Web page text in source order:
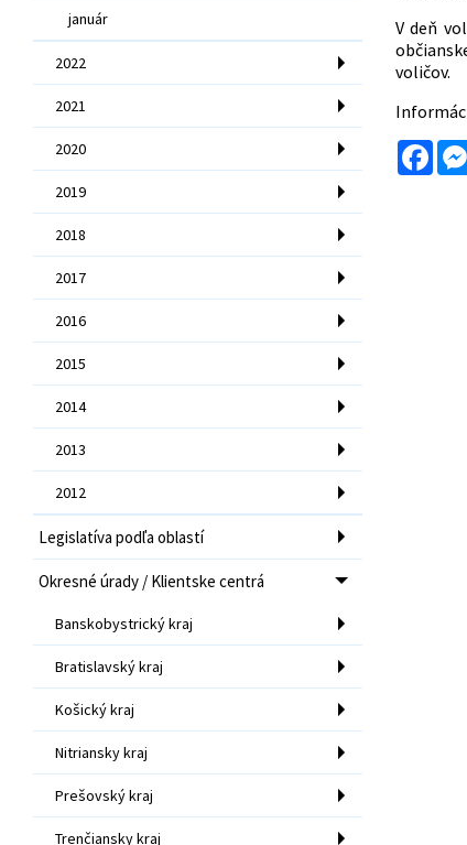
január
2022
2021
2020
2019
2018
2017
2016
2015
2014
2013
2012
Legislatíva podľa oblastí
Okresné úrady / Klientske centrá
Banskobystrický kraj
Bratislavský kraj
Košický kraj
Nitriansky kraj
Prešovský kraj
Trenčiansky kraj
V deň
voličov.